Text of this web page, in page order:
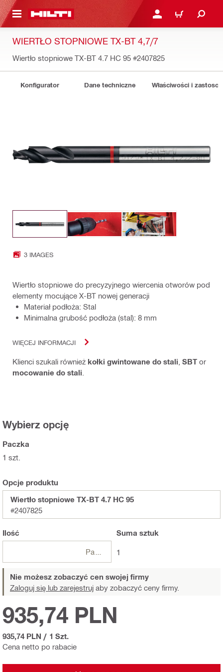
GŁÓWNEJ ZALOGUJ SIĘ LUB
KOSZYK
WIERTŁO STOPNIOWE TX-BT 4,7/7
Wiertło stopniowe TX-BT 4.7 HC 95 #2407825
Konfigurator Dane techniczne Właściwości i
3 IMAGES
Wiertło stopniowe do precyzyjnego wiercenia otworów pod
elementy mocujące X-BT nowej generacji
Materiał podłoża: Stal
Minimalna grubość podłoża (stal): 8 mm
WIĘCEJ INFORMACJI
Klienci szukali również kołki gwintowane do stali SBT or
mocowanie do stali
Wybierz opcję
Paczka
1 szt.
Opcje produktu
Wiertło stopniowe TX-BT 4.7 HC 95
#2407825
Ilość Suma sztuk
1
Nie możesz zobaczyć cen swojej firmy
Zaloguj się lub zarejestruj aby zobaczyć ceny firmy.
Cena netto po rabacie
935,74 PLN
935,74 PLN / 1 Szt.